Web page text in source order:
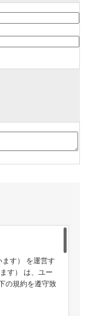
す） を運営す
す） は、ユー
の規約を遵守致